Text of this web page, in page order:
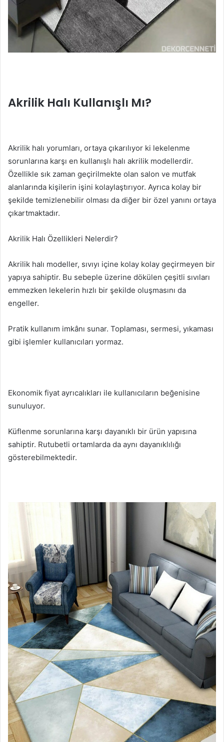
Akrilik Halı Kullanışlı Mı?
Akrilik halı yorumları, ortaya çıkarılıyor ki lekelenme
sorunlarına karşı en kullanışlı halı akrilik modellerdir.
Özellikle sık zaman geçirilmekte olan salon ve mutfak
alanlarında kişilerin işini kolaylaştırıyor. Ayrıca kolay bir
şekilde temizlenebilir olması da diğer bir özel yanını ortaya
çıkartmaktadır.
Akrilik Halı Özellikleri Nelerdir?
Akrilik halı modeller, sıvıyı içine kolay kolay geçirmeyen bir
yapıya sahiptir. Bu sebeple üzerine dökülen çeşitli sıvıları
emmezken lekelerin hızlı bir şekilde oluşmasını da
engeller.
Pratik kullanım imkânı sunar. Toplaması, sermesi, yıkaması
gibi işlemler kullanıcıları yormaz.
Ekonomik fiyat ayrıcalıkları ile kullanıcıların beğenisine
sunuluyor.
Küflenme sorunlarına karşı dayanıklı bir ürün yapısına
sahiptir. Rutubetli ortamlarda da aynı dayanıklılığı
gösterebilmektedir.